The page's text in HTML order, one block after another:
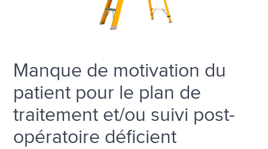
Manque de motivation du
patient pour le plan de
traitement et/ou suivi post-
opératoire déficient